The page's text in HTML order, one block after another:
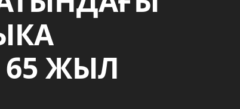
ЖЫЛ